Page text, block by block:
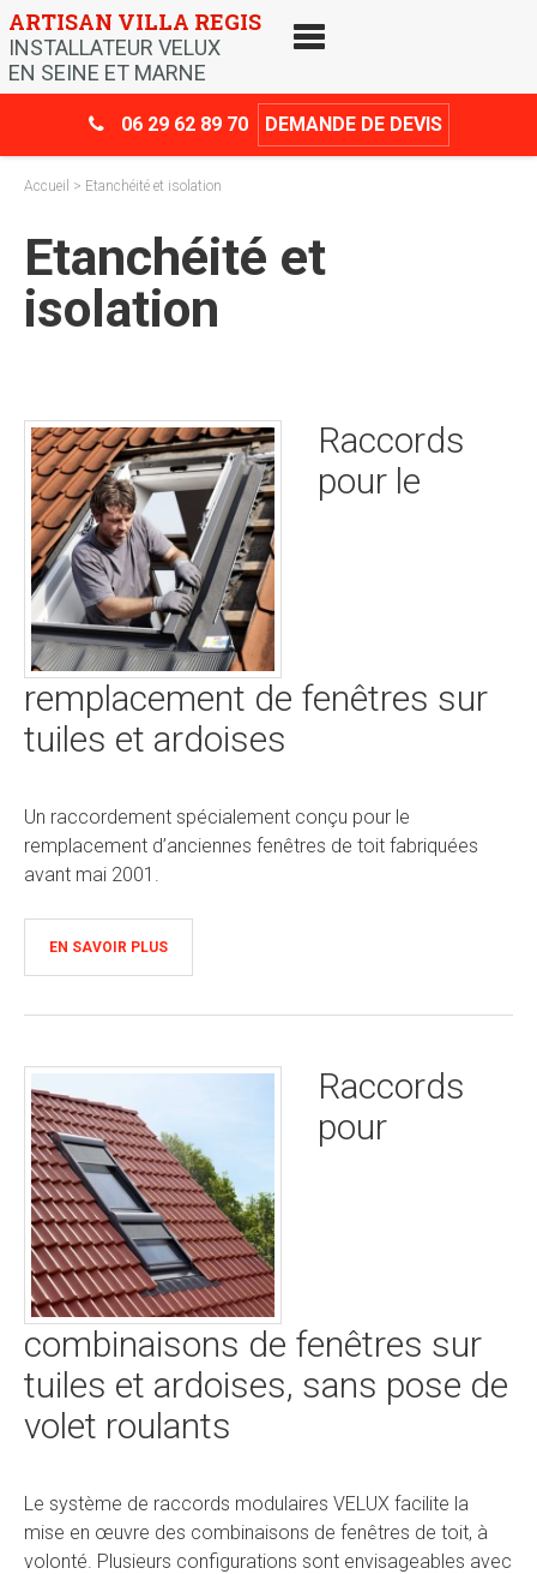
Skip
to
content
ARTISAN VILLA REGIS
INSTALLATEUR VELUX
EN SEINE ET MARNE
06 29 62 89 70 DEMANDE DE DEVIS
Accueil > Etanchéité et isolation
Etanchéité et
isolation
Raccords
pour le
remplacement de fenêtres sur
tuiles et ardoises
Un raccordement spécialement conçu pour le
remplacement d’anciennes fenêtres de toit fabriquées
avant mai 2001.
EN SAVOIR PLUS
Raccords
pour
combinaisons de fenêtres sur
tuiles et ardoises, sans pose de
volet roulants
Le système de raccords modulaires VELUX facilite la
mise en œuvre des combinaisons de fenêtres de toit, à
volonté. Plusieurs configurations sont envisageables avec